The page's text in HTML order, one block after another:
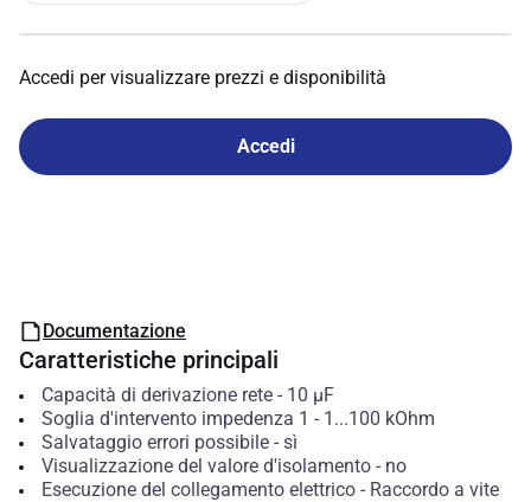
Accedi per visualizzare prezzi e disponibilità
Accedi
Documentazione
Caratteristiche principali
Capacità di derivazione rete- 10 µF
Soglia d'intervento impedenza 1 - 1...100 kOhm
Salvataggio errori possibile- sì
Visualizzazione del valore d'isolamento- no
Esecuzione del collegamento elettrico- Raccordo a vite